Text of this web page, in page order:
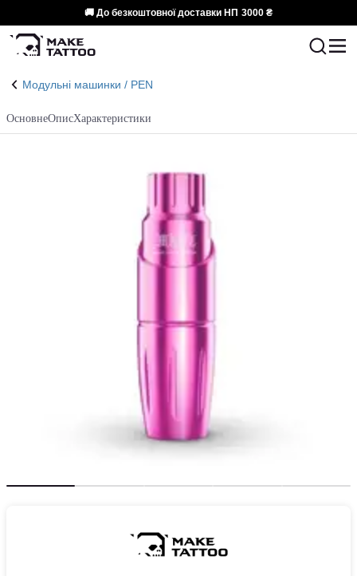
🚚 До безкоштовної доставки НП 3000 ₴
Модульні машинки / PEN
ОсновнеОписХарактеристики